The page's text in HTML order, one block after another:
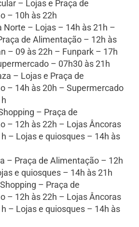
– Lojas e Praça de
– 10h às 22h
Norte – Lojas – 14h às 21h –
de Alimentação – 12h às
– 09 às 22h – Funpark – 17h
– 07h30 às 21h
– Lojas e Praça de
– 14h às 20h – Supermercado
– Praça de
– 12h às 22h – Lojas Âncoras
– Lojas e quiosques – 14h às
– Praça de Alimentação – 12h
e quiosques – 14h às 21h
– Praça de
– 12h às 22h – Lojas Âncoras
– Lojas e quiosques – 14h às